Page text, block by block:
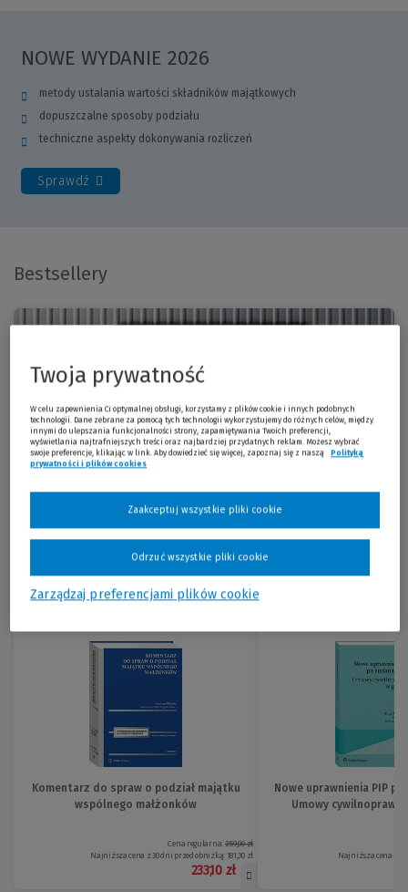
NOWE WYDANIE 2026
metody ustalania wartości składników majątkowych
dopuszczalne sposoby podziału
techniczne aspekty dokonywania rozliczeń
Sprawdź
Bestsellery
Komentarz do spraw o podział majątku
wspólnego małżonków
Cena regularna:259,00 zł
Najniższa cena z 30 dni przed obniżką: 181,30 zł
233,10 zł
Nowe uprawnienia PIP po
Umowy
Najniższa cena z
Twoja prywatność
W celu zapewnienia Ci optymalnej obsługi, korzystamy z plików cookie i innych podobnych
technologii. Dane zebrane za pomocą tych technologii wykorzystujemy do różnych celów, między
innymi do ulepszania funkcjonalności strony, zapamiętywania Twoich preferencji,
wyświetlania najtrafniejszych treści oraz najbardziej przydatnych reklam. Możesz wybrać
swoje preferencje, klikając w link. Aby dowiedzieć się więcej, zapoznaj się z naszą
Polityką
prywatności i plików cookies
Zarządzaj preferencjami plików cookie
Odrzuć wszystkie pliki cookie
Zaakceptuj wszystkie pliki cookie